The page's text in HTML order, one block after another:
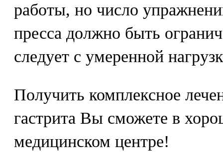
работы, но число
пресса должно быть
следует с умеренной
Получить комплексное
гастрита Вы сможете в
медицинском центре!